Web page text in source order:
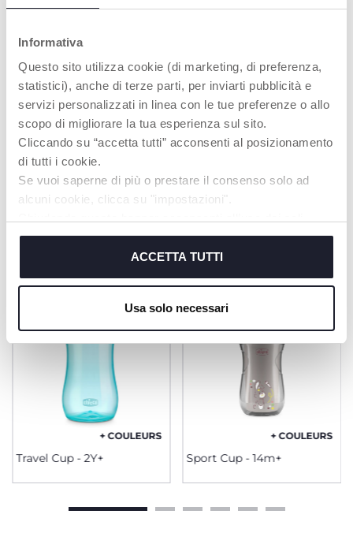
Informativa
Questo sito utilizza cookie (di marketing, di preferenza,
statistici), anche di terze parti, per inviarti pubblicità e
servizi personalizzati in linea con le tue preferenze o allo
scopo di migliorare la tua esperienza sul sito.
Cliccando su “accetta tutti” acconsenti al posizionamento
di tutti i cookie.
Se vuoi saperne di più o prestare il consenso solo ad
alcuni cookie, clicca su "impostazioni".
cookie tecnici, indispensabili per fruire del servizio
ACCETTA TUTTI
Usa solo necessari
GRANDE POIGNÉE
La grande poignée
permet de l’emporter
facilement partout
NETTOYER
Toutes les pièces
passent également au
lave-vaisselle
PRODUITS POUVANT VOUS
INTÉRESSER
+ COULEURS
Travel Cup - 2Y+
+ COULEURS
Sport Cup - 14m+